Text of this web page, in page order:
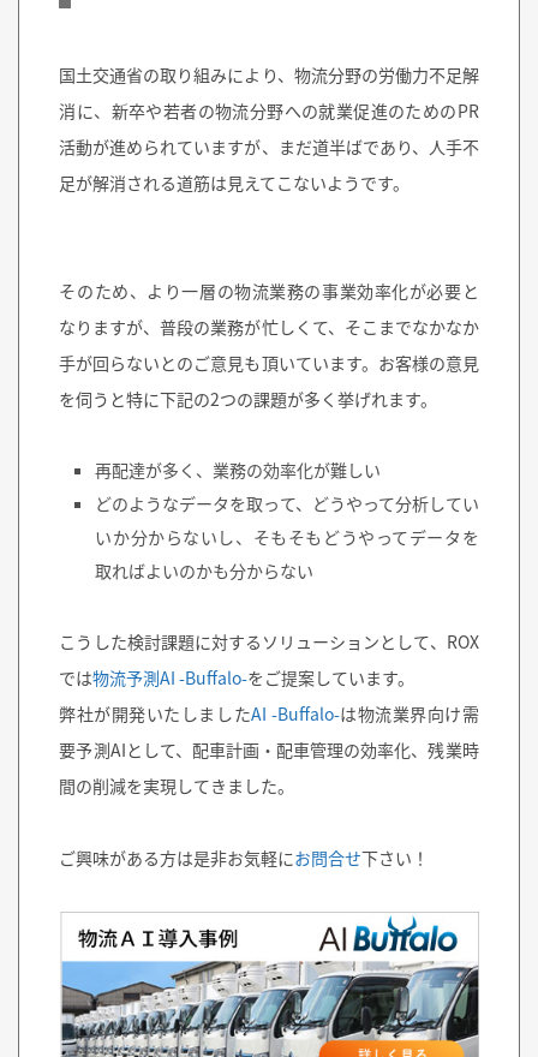
国土交通省の取り組みにより、物流分野の労働力不足解
消に、新卒や若者の物流分野への就業促進のためのPR
活動が進められていますが、まだ道半ばであり、人手不
足が解消される道筋は見えてこないようです。
そのため、より一層の物流業務の事業効率化が必要と
なりますが、普段の業務が忙しくて、そこまでなかなか
手が回らないとのご意見も頂いています。お客様の意見
を伺うと特に下記の2つの課題が多く挙げれます。
再配達が多く、業務の効率化が難しい
どのようなデータを取って、どうやって分析してい
いか分からないし、そもそもどうやってデータを
取ればよいのかも分からない
こうした検討課題に対するソリューションとして、ROX
では物流予測AI -Buffalo-をご提案しています。
弊社が開発いたしましたAI -Buffalo-は物流業界向け需
要予測AIとして、配車計画・配車管理の効率化、残業時
間の削減を実現してきました。
ご興味がある方は是非お気軽にお問合せ下さい！